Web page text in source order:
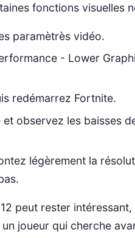
fonctions visuelles
paramètrès vidéo.
- Lower
redémarrez Fortnite.
observez les baisses
légèrement la
peut rester
joueur qui cherche